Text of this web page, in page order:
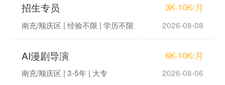
招生专员 3K-10K/月
南充/顺庆区 | 经验不限 | 学历不限 2026-08-08
AI漫剧导演 6K-10K/月
南充/顺庆区 | 3-5年 | 大专 2026-08-06